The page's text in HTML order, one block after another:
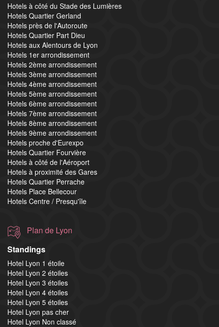
Hotels à côté du Stade des Lumières
Hotels Quartier Gerland
Hotels près de l'Autoroute
Hotels Quartier Part Dieu
Hotels aux Alentours de Lyon
Hotels 1er arrondissement
Hotels 2ème arrondissement
Hotels 3ème arrondissement
Hotels 4ème arrondissement
Hotels 5ème arrondissement
Hotels 6ème arrondissement
Hotels 7ème arrondissement
Hotels 8ème arrondissement
Hotels 9ème arrondissement
Hotels proche d'Eurexpo
Hotels Quartier Fourvière
Hotels à côté de l'Aéroport
Hotels à proximité des Gares
Hotels Quartier Perrache
Hotels Place Bellecour
Hotels Centre / Presqu'île
Plan de Lyon
Standings
Hotel Lyon 1 étoile
Hotel Lyon 2 étoiles
Hotel Lyon 3 étoiles
Hotel Lyon 4 étoiles
Hotel Lyon 5 étoiles
Hotel Lyon pas cher
Hotel Lyon Non classé